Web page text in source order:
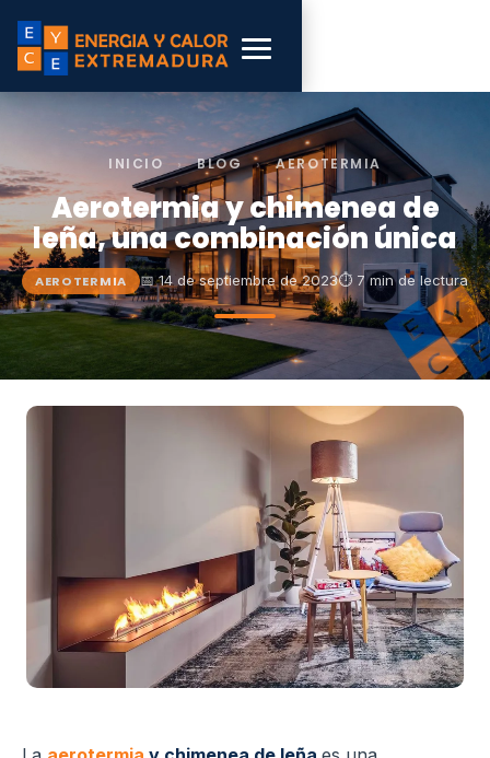
INICIO › BLOG › AEROTERMIA
Aerotermia y chimenea de
leña, una combinación única
AEROTERMIA 📅 14 de septiembre de 2023⏱ 7 min de lectura